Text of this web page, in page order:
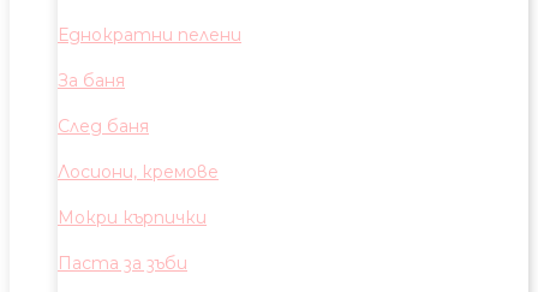
Еднократни пелени
За баня
След баня
Лосиони, кремове
Мокри кърпички
Паста за зъби